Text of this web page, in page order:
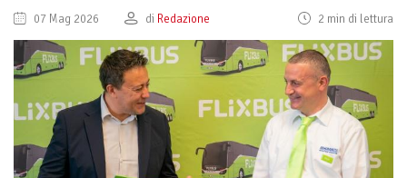
07 Mag 2026 di Redazione 2 min di lettura